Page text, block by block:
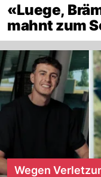
«Luege,
mahnt zum
Wegen